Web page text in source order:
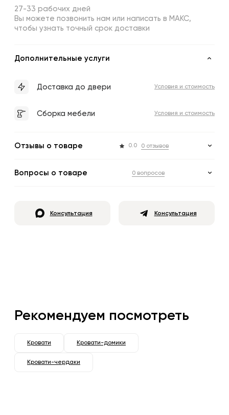
27-33 рабочих дней
Вы можете позвонить нам или написать в МАКС,
чтобы узнать точный срок доставки
Дополнительные услуги
Доставка до двери Условия и стоимость
Сборка мебели Условия и стоимость
Отзывы о товаре 0.0 0 отзывов
Вопросы о товаре 0 вопросов
Консультация Консультация
Рекомендуем посмотреть
Кровати Кровати-домики
Кровати-чердаки